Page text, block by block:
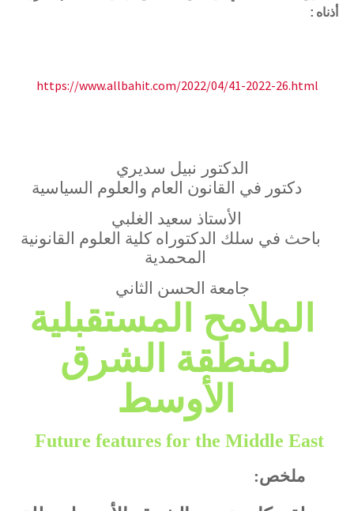
أذناه:
https://www.allbahit.com/2022/04/41-2022-26.html
الدكتور نبيل سديري
دكتور في القانون العام والعلوم السياسية
الأستاذ سعيد الغلبي
باحث في سلك الدكتوراه كلية العلوم القانونية
المحمدية
جامعة الحسن الثاني
الملامح المستقبلية
لمنطقة الشرق
الأوسط
Future features for the Middle East
ملخص: